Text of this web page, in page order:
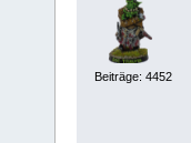
Beiträge: 4452